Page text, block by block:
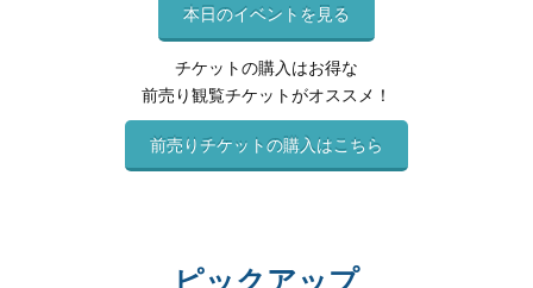
本日のイベントを見る
チケットの購入はお得な
前売り観覧チケットがオススメ！
前売りチケットの購入はこちら